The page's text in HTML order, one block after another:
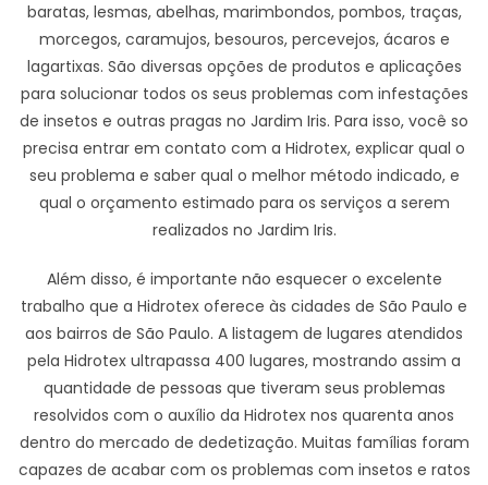
baratas, lesmas, abelhas, marimbondos, pombos, traças,
morcegos, caramujos, besouros, percevejos, ácaros e
lagartixas. São diversas opções de produtos e aplicações
para solucionar todos os seus problemas com infestações
de insetos e outras pragas no Jardim Iris. Para isso, você so
precisa entrar em contato com a Hidrotex, explicar qual o
seu problema e saber qual o melhor método indicado, e
qual o orçamento estimado para os serviços a serem
realizados no Jardim Iris.
Além disso, é importante não esquecer o excelente
trabalho que a Hidrotex oferece às cidades de São Paulo e
aos bairros de São Paulo. A listagem de lugares atendidos
pela Hidrotex ultrapassa 400 lugares, mostrando assim a
quantidade de pessoas que tiveram seus problemas
resolvidos com o auxílio da Hidrotex nos quarenta anos
dentro do mercado de dedetização. Muitas famílias foram
capazes de acabar com os problemas com insetos e ratos